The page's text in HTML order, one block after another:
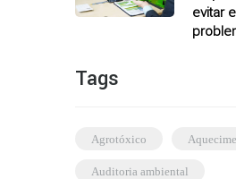
evitar
Tags
agrotóxico
auditoria ambiental